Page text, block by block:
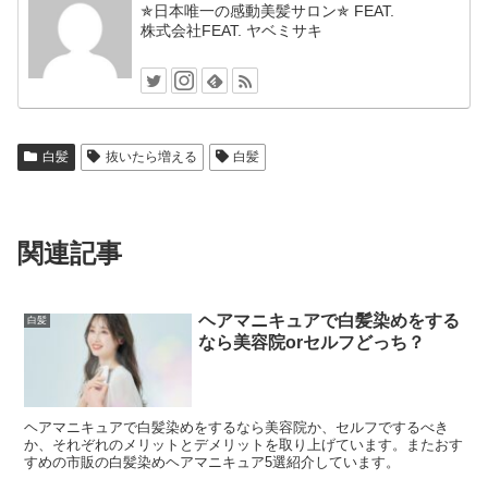
✯日本唯一の感動美髪サロン✯ FEAT.
株式会社FEAT. ヤベミサキ
白髪 抜いたら増える 白髪
関連記事
白髪
ヘアマニキュアで白髪染めをする
なら美容院orセルフどっち？
ヘアマニキュアで白髪染めをするなら美容院か、セルフでするべき
か、それぞれのメリットとデメリットを取り上げています。またおす
すめの市販の白髪染めヘアマニキュア5選紹介しています。